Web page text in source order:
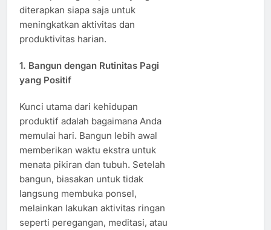
diterapkan siapa saja untuk
meningkatkan aktivitas dan
produktivitas harian.
1. Bangun dengan Rutinitas Pagi
yang Positif
Kunci utama dari kehidupan
produktif adalah bagaimana Anda
memulai hari. Bangun lebih awal
memberikan waktu ekstra untuk
menata pikiran dan tubuh. Setelah
bangun, biasakan untuk tidak
langsung membuka ponsel,
melainkan lakukan aktivitas ringan
seperti peregangan, meditasi, atau